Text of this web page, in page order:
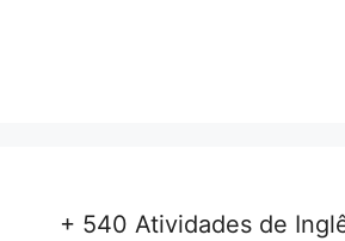
+ 540 Atividades de